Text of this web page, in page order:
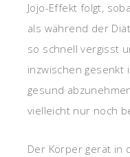
Jojo-Effekt folgt,
als während der
so schnell vergisst
inzwischen gesenkt
gesund
vielleicht nur noch
Der Körper gerät in